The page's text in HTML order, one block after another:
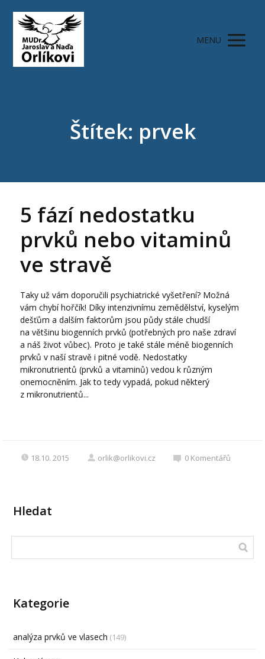
MENU
Štítek: prvek
5 fází nedostatku
prvků nebo vitaminů
ve stravě
Taky už vám doporučili psychiatrické vyšetření? Možná
vám chybí hořčík! Díky intenzivnímu zemědělství, kyselým
dešťům a dalším faktorům jsou půdy stále chudší
na většinu biogenních prvků (potřebných pro naše zdraví
a náš život vůbec). Proto je také stále méně biogenních
prvků v naší stravě i pitné vodě. Nedostatky
mikronutrientů (prvků a vitaminů) vedou k různým
onemocněním. Jak to tedy vypadá, pokud některý
z mikronutrientů...
18.10. 2015 orlik@orlikovi.cz 0 Komentářů
Hledat
Kategorie
analýza prvků ve vlasech (149)